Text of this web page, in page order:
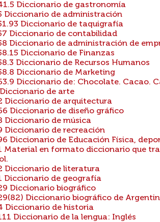
Diccionario de gastronomía
Diccionario de administración
Diccionario de taquigrafía
Diccionario de contabilidad
Diccionario de administración de
Diccionario de Finanzas
Diccionario de Recursos Humanos
Diccionario de Marketing
Diccionario de: Chocolate. Cacao.
de arte
Diccionario de arquitectura
Diccionario de diseño gráfico
Diccionario de música
Diccionario de recreación
Diccionario de Educación Física,
Material en formato diccionario que
Diccionario de literatura
Diccionario de geografía
Diccionario biográfico
Diccionario biográfico de
Diccionario de historia
Diccionario de la lengua: Inglés